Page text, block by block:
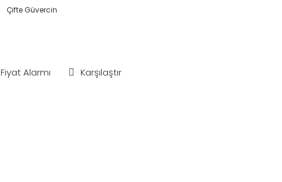
Çifte Güvercin
Fiyat Alarmı Karşılaştır